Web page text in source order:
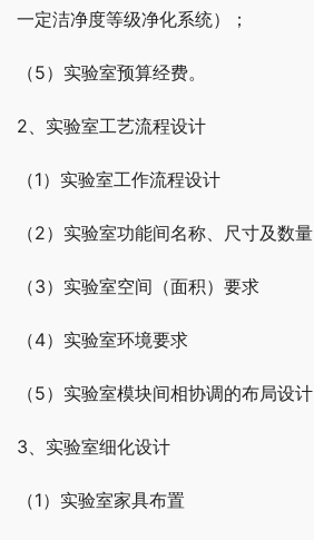
一定洁净度等级净化系统）；
（5）实验室预算经费。
2、实验室工艺流程设计
（1）实验室工作流程设计
（2）实验室功能间名称、尺寸及数量
（3）实验室空间（面积）要求
（4）实验室环境要求
（5）实验室模块间相协调的布局设计
3、实验室细化设计
（1）实验室家具布置